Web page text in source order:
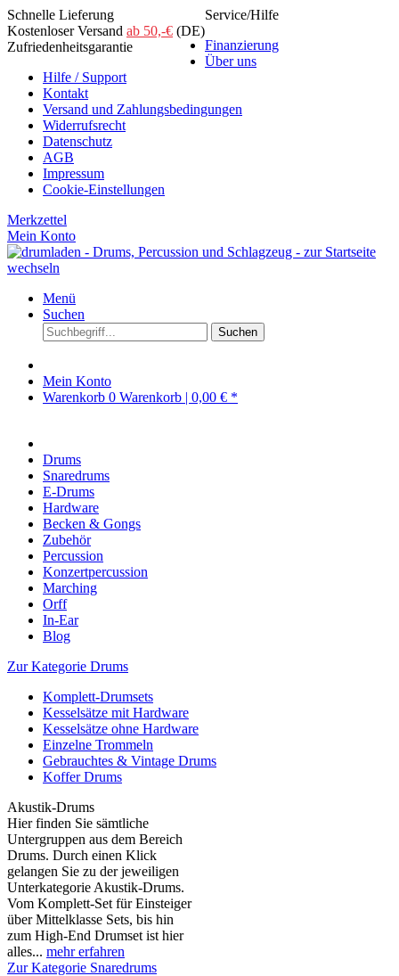
Schnelle Lieferung
Kostenloser Versand ab 50,-€ (DE)
Zufriedenheitsgarantie
Service/Hilfe
Finanzierung
Über uns
Hilfe / Support
Kontakt
Versand und Zahlungsbedingungen
Widerrufsrecht
Datenschutz
AGB
Impressum
Cookie-Einstellungen
Merkzettel
Mein Konto
Menü
Suchen
Suchen
Mein Konto
Warenkorb 0 Warenkorb | 0,00 € *
Drums
Snaredrums
E-Drums
Hardware
Becken & Gongs
Zubehör
Percussion
Konzertpercussion
Marching
Orff
In-Ear
Blog
Zur Kategorie Drums
Komplett-Drumsets
Kesselsätze mit Hardware
Kesselsätze ohne Hardware
Einzelne Trommeln
Gebrauchtes & Vintage Drums
Koffer Drums
Akustik-Drums
Hier finden Sie sämtliche
Untergruppen aus dem Bereich
Drums. Durch einen Klick
gelangen Sie zu der jeweiligen
Unterkategorie Akustik-Drums.
Vom Komplett-Set für Einsteiger
über Mittelklasse Sets, bis hin
zum High-End Drumset ist hier
alles... mehr erfahren
Zur Kategorie Snaredrums